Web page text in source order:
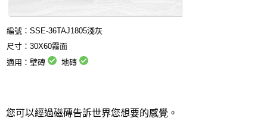
編號：SSE-36TAJ1805淺灰
尺寸：30X60霧面
適用：壁磚
地磚
您可以經過磁磚告訴世界您想要的感覺。